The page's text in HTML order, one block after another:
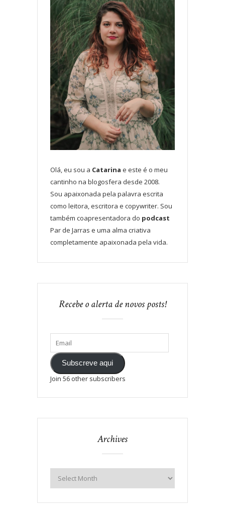
Olá, eu sou a Catarina e este é o meu
cantinho na blogosfera desde 2008.
Sou apaixonada pela palavra escrita
como leitora, escritora e copywriter. Sou
também coapresentadora do podcast
Par de Jarras e uma alma criativa
completamente apaixonada pela vida.
Recebe o alerta de novos posts!
Subscreve aqui
Join 56 other subscribers
Archives